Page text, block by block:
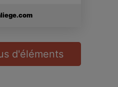
d'éléments